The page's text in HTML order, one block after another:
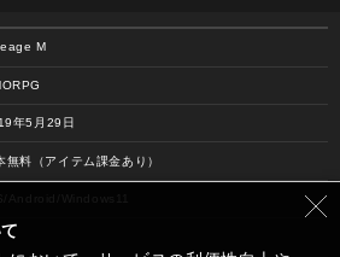
M
年5月29日
無料（アイテム課金あり）